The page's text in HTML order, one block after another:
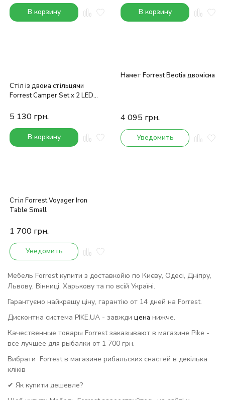
В корзину В корзину
Стіл із двома стільцями
Forrest Camper Set x 2 LED
5 130 грн.
В корзину
Намет Forrest Beotia двомісна
4 095 грн.
Уведомить
Стіл Forrest Voyager Iron
Table Small
1 700 грн.
Уведомить
Мебель Forrest купити з доставкойю по Києву, Одесі, Дніпру,
Львову, Вінниці, Харькову та по всій Україні.
Гарантуємо найкращу ціну, гарантію от 14 дней на Forrest.
Дисконтна система PIKE.UA - завжди цена нижче.
Качественные товары Forrest заказывают в магазине Pike -
все лучшее для рыбалки от 1 700 грн.
Вибрати Forrest в магазине рибальских снастей в декілька
кліків
✔ Як купити дешевле?